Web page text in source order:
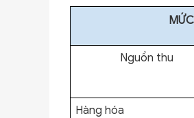
Nguồn thu
Hàng hóa